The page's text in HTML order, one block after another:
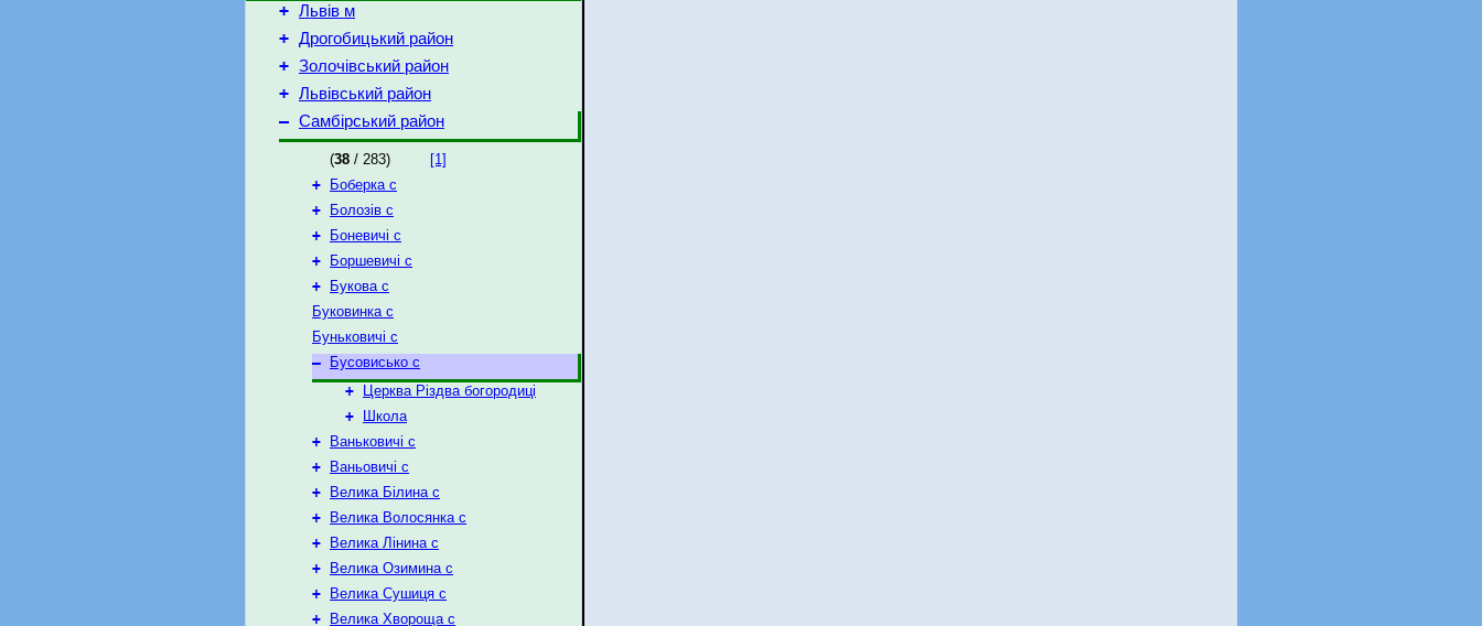
+ Львів м
+ Дрогобицький район
+ Золочівський район
+ Львівський район
– Самбірський район
(38 / 283)
[1]
+
Боберка с
+
Болозів с
+
Боневичі с
+
Боршевичі с
+
Букова с
Буковинка с
Буньковичі с
–
Бусовисько с
+
Церква Різдва богородиці
+
Школа
+
Ваньковичі с
+
Ваньовичі с
+
Велика Білина с
+
Велика Волосянка с
+
Велика Лінина с
+
Велика Озимина с
+
Велика Сушиця с
+
Велика Хвороща с